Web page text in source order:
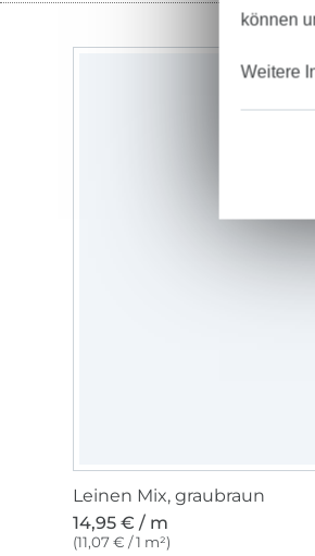
Leinen Mix, graubraun
14,95 € / m
(11,07 € / 1 m²)
können
Weitere